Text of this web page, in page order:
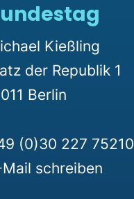
Kießling
der Republik 1
Berlin
(0)30 227 75210
schreiben